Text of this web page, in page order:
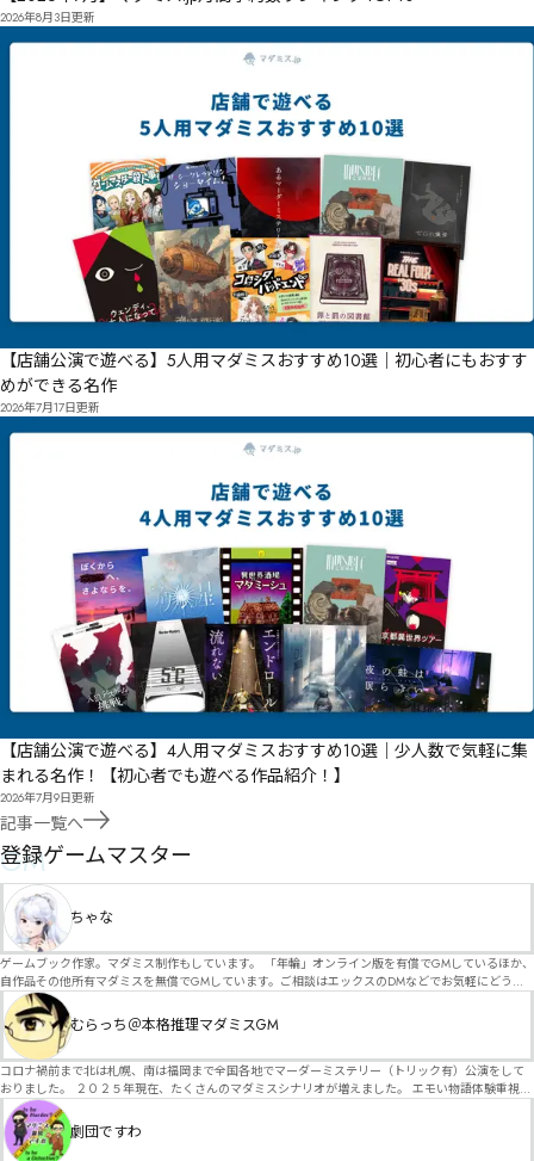
2026年8月3日更新
【店舗公演で遊べる】5人用マダミスおすすめ10選｜初心者にもおすす
めができる名作
2026年7月17日更新
【店舗公演で遊べる】4人用マダミスおすすめ10選｜少人数で気軽に集
まれる名作！【初心者でも遊べる作品紹介！】
2026年7月9日更新
記事一覧へ
GM
登録ゲームマスター
ちゃな
ゲームブック作家。マダミス制作もしています。 「年輪」オンライン版を有償でGMしているほか、
自作品その他所有マダミスを無償でGMしています。ご相談はエックスのDMなどでお気軽にどう
ぞ。
むらっち＠本格推理マダミスGM
コロナ禍前まで北は札幌、南は福岡まで全国各地でマーダーミステリー（トリック有）公演をして
おりました。 ２０２５年現在、たくさんのマダミスシナリオが増えました。 エモい物語体験重視の
シナリオがマダミス・マーダーミステリーというジャンル名でたくさんあるため、そのようなシナ
リオは簡単に遊べます。 しかし、２～３時間ずっと考え＆議論して、見たことないトリックが解け
る閃きや犯人として逃げ切る楽しみのある本格推理マーダーミステリーを見つけることが難しくな
劇団ですわ